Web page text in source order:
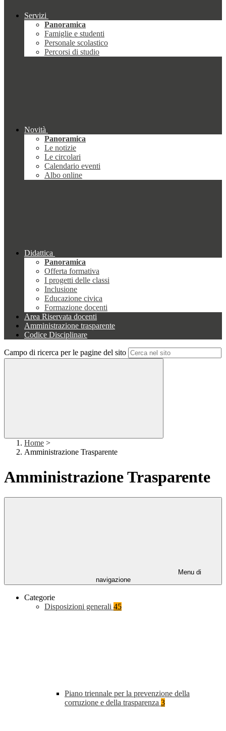
Servizi
Panoramica
Famiglie e studenti
Personale scolastico
Percorsi di studio
Novità
Panoramica
Le notizie
Le circolari
Calendario eventi
Albo online
Didattica
Panoramica
Offerta formativa
I progetti delle classi
Inclusione
Educazione civica
Formazione docenti
Area Riservata docenti
Amministrazione trasparente
Codice Disciplinare
Campo di ricerca per le pagine del sito
Home >
Amministrazione Trasparente
Amministrazione Trasparente
Menu di
navigazione
Categorie
Disposizioni generali 45
Piano triennale per la prevenzione della
corruzione e della trasparenza 3